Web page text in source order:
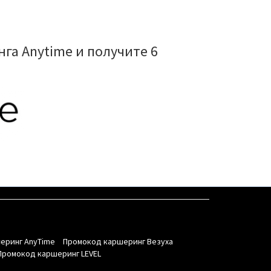
Anytime и получите 6
AnyTime
Промокод каршеринг Везуха
каршеринг LEVEL